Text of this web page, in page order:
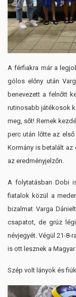
A férfiakra már a
gólos előny után
benevezett a felnőtt
rutinosabb játékosok
meg, sőt! Remek
perc után lőtte az
Kormány is betalált az
az eredményjelzőn.
A folytatásban Dobi
fiatalok közül a
bizalmat Varga
csapatot, de grúz
névjegyét. Végül 21-8-
is ott lesznek a
Szép volt lányok és